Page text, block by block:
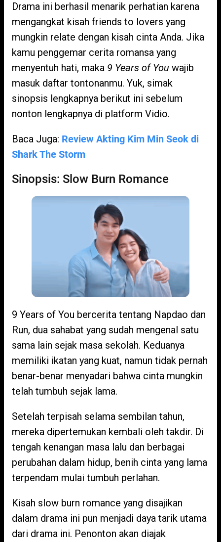
Drama ini berhasil menarik perhatian karena
mengangkat kisah friends to lovers yang
mungkin relate dengan kisah cinta Anda. Jika
kamu penggemar cerita romansa yang
menyentuh hati, maka 9 Years of You wajib
masuk daftar tontonanmu. Yuk, simak
sinopsis lengkapnya berikut ini sebelum
nonton lengkapnya di platform Vidio.
Baca Juga: Review Akting Kim Min Seok di
Shark The Storm
Sinopsis: Slow Burn Romance
9 Years of You bercerita tentang Napdao dan
Run, dua sahabat yang sudah mengenal satu
sama lain sejak masa sekolah. Keduanya
memiliki ikatan yang kuat, namun tidak pernah
benar-benar menyadari bahwa cinta mungkin
telah tumbuh sejak lama.
Setelah terpisah selama sembilan tahun,
mereka dipertemukan kembali oleh takdir. Di
tengah kenangan masa lalu dan berbagai
perubahan dalam hidup, benih cinta yang lama
terpendam mulai tumbuh perlahan.
Kisah slow burn romance yang disajikan
dalam drama ini pun menjadi daya tarik utama
dari drama ini. Penonton akan diajak